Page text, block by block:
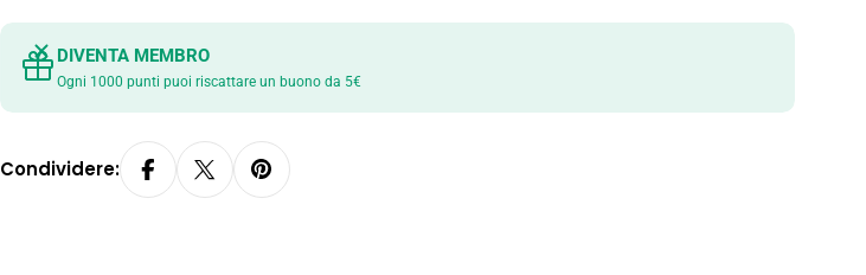
DIVENTA MEMBRO
Ogni 1000 punti puoi riscattare un buono da 5€
Condividere: